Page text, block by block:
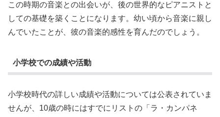
この時期の音楽との出会いが、後の世界的なピアニストと
しての基礎を築くことになります。幼い頃から音楽に親し
んでいたことが、彼の音楽的感性を育んだのでしょう。
小学校での成績や活動
小学校時代の詳しい成績や活動については公表されていま
せんが、10歳の時にはすでにリストの「ラ・カンパネ